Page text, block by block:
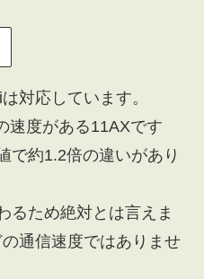
対応しています。
速度がある11AXです
で約1.2倍の違いがあり
るため絶対とは言えま
通信速度ではありませ